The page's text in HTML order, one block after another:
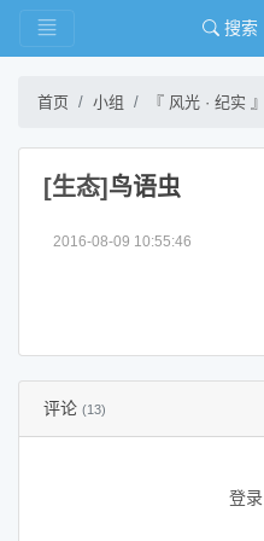
搜索
首页 小组 『 风光 · 纪实 』
[生态] 鸟语虫
2016-08-09 10:55:46
评论 (13)
登录